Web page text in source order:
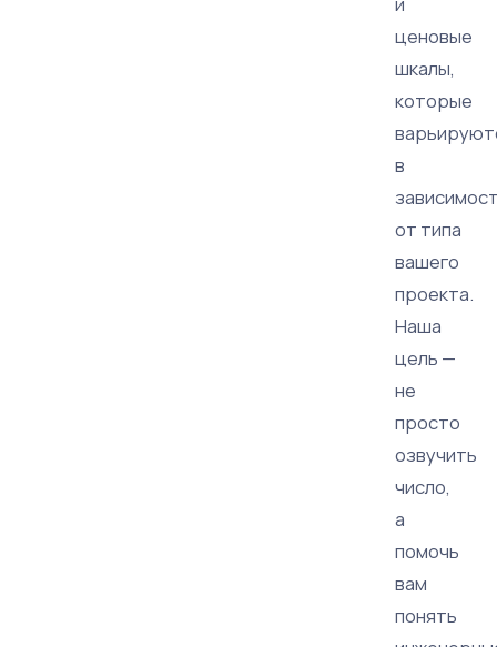
ценовые
шкалы,
которые
в
от типа
вашего
проекта.
Наша
цель —
не
просто
озвучить
число,
а
помочь
вам
понять